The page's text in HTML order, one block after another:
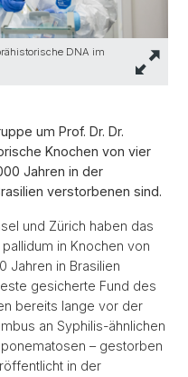
DNA im
um Prof. Dr. Dr.
Knochen von vier
Jahren in der
verstorbenen sind.
und Zürich haben das
in Knochen von
Jahren in Brasilien
gesicherte Fund des
bereits lange vor der
an Syphilis-ähnlichen
– gestorben
in der